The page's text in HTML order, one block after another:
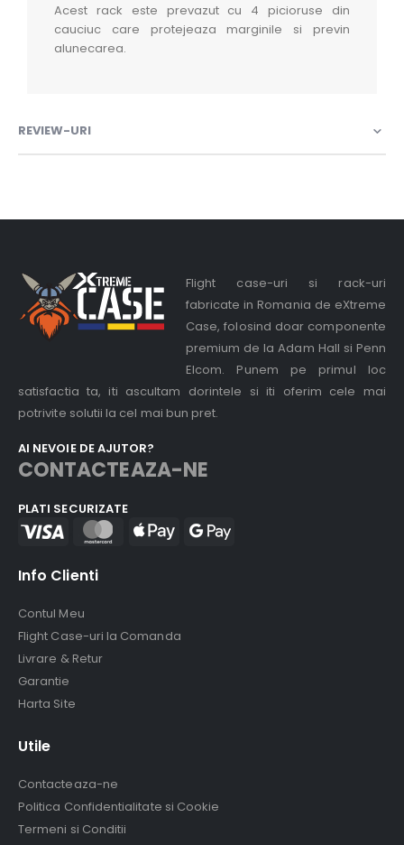
Acest rack este prevazut cu 4 picioruse din
cauciuc care protejeaza marginile si previn
alunecarea.
REVIEW-URI
Flight case-uri si rack-uri
fabricate in Romania de eXtreme
Case, folosind doar componente
premium de la Adam Hall si Penn
Elcom. Punem pe primul loc
satisfactia ta, iti ascultam dorintele si iti oferim cele mai
potrivite solutii la cel mai bun pret.
AI NEVOIE DE AJUTOR?
CONTACTEAZA-NE
PLATI SECURIZATE
Info Clienti
Contul Meu
Flight Case-uri la Comanda
Livrare & Retur
Garantie
Harta Site
Utile
Contacteaza-ne
Politica Confidentialitate si Cookie
Termeni si Conditii